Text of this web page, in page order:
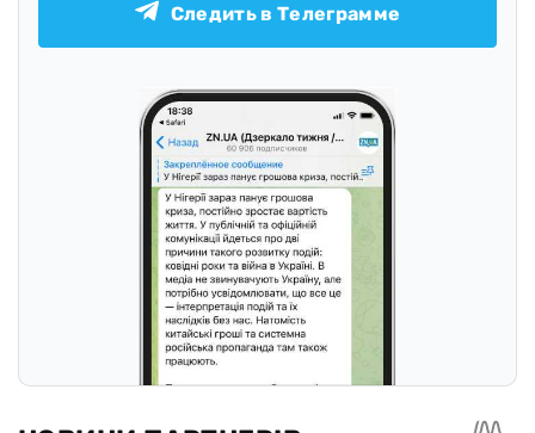
Следить в Телеграмме